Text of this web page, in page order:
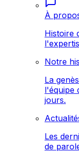
À
Histoire
Notre
La
l'équipe
jours.
Les
de